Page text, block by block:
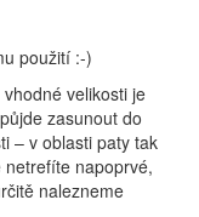
použití :-)
velikosti je
zasunout do
– v oblasti paty tak
netrefíte napoprvé,
nalezneme